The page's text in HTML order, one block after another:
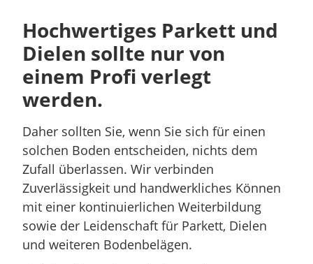
Hochwertiges Parkett und
Dielen sollte nur von
einem Profi verlegt
werden.
Daher sollten Sie, wenn Sie sich für einen
solchen Boden entscheiden, nichts dem
Zufall überlassen. Wir verbinden
Zuverlässigkeit und handwerkliches Können
mit einer kontinuierlichen Weiterbildung
sowie der Leidenschaft für Parkett, Dielen
und weiteren Bodenbelägen.